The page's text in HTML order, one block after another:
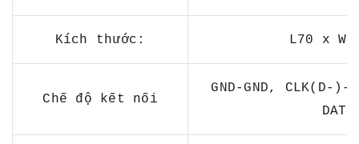
Kích thước: L70 x
Chế độ kết nối
GND-GND, CLK(D-